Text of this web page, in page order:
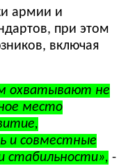
армии и
при этом
включая
охватывают не
место
и совместные
стабильности», -